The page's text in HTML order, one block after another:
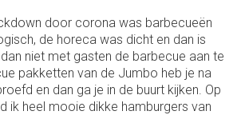
door corona was barbecueën
de horeca was dicht en dan is
niet met gasten de barbecue aan te
pakketten van de Jumbo heb je na
en dan ga je in de buurt kijken. Op
ik heel mooie dikke hamburgers van